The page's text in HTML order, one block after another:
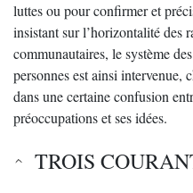
luttes ou pour confirmer et
insistant sur l’horizontalité des
communautaires, le système
personnes est ainsi intervenue,
dans une certaine confusion
préoccupations et ses idées.
TROIS